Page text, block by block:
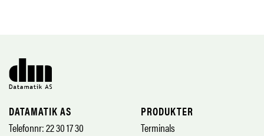
DATAMATIK AS
Telefonnr: 22 30 17 30
PRODUKTER
Terminals